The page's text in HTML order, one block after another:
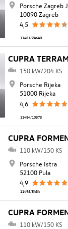
Porsche Zagreb
10090 Zagreb
4,5
11481/24640
CUPRA
150 kW/204 KS
Porsche Rijeka
51000 Rijeka
4,6
11484/10373
CUPRA
110 kW/150 KS
Porsche Istra
52100 Pula
4,9
11495/5434
CUPRA
110 kW/150 KS